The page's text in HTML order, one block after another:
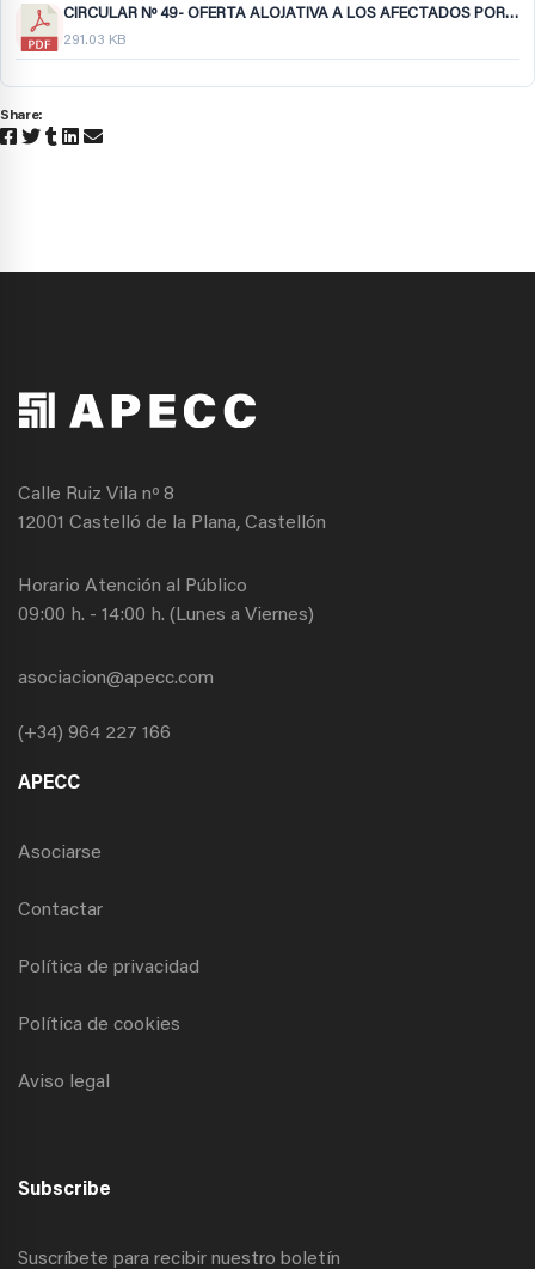
CIRCULAR Nº 49- OFERTA ALOJATIVA A LOS AFECTADOS POR LA DANA.pdf
291.03 KB
Share:
Calle Ruiz Vila nº 8
12001 Castelló de la Plana, Castellón
Horario Atención al Público
09:00 h. - 14:00 h. (Lunes a Viernes)
asociacion@apecc.com
(+34) 964 227 166
APECC
Asociarse
Contactar
Política de privacidad
Política de cookies
Aviso legal
Subscribe
Suscríbete para recibir nuestro boletín